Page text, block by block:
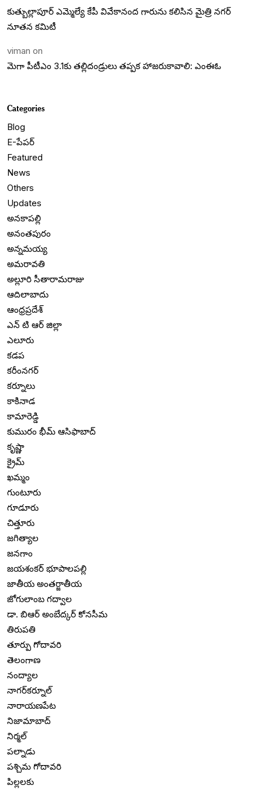
కుత్బుల్లాపూర్ ఎమ్మెల్యే కేపీ వివేకానంద గారును కలిసిన మైత్రి నగర్
నూతన కమిటీ
viman on
మెగా పీటీఎం 3.1కు తల్లిదండ్రులు తప్పక హాజరుకావాలి: ఎంఈఓ
Categories
Blog
E-పేపర్
Featured
News
Others
Updates
అనకాపల్లి
అనంతపురం
అన్నమయ్య
అమరావతి
అల్లూరి సీతారామరాజు
ఆదిలాబాదు
ఆంధ్రప్రదేశ్
ఎన్ టి ఆర్ జిల్లా
ఎలూరు
కడప
కరీంనగర్
కర్నూలు
కాకినాడ
కామారెడ్డి
కుమురం భీమ్ ఆసిఫాబాద్
కృష్ణా
క్రైమ్
ఖమ్మం
గుంటూరు
గూడూరు
చిత్తూరు
జగిత్యాల
జనగాం
జయశంకర్ భూపాలపల్లి
జాతీయ అంతర్జాతీయ
జోగులాంబ గద్వాల
డా. బిఆర్ అంబేద్కర్ కోనసీమ
తిరుపతి
తూర్పు గోదావరి
తెలంగాణ
నంద్యాల
నాగర్‌కర్నూల్
నారాయణపేట
నిజామాబాద్
నిర్మల్
పల్నాడు
పశ్చిమ గోదావరి
పిల్లలకు